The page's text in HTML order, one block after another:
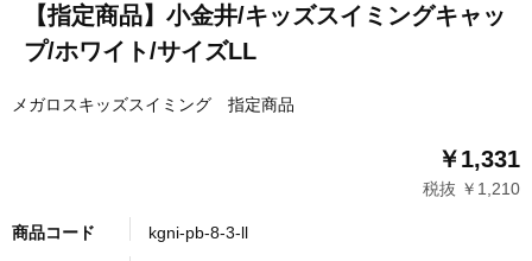
【指定商品】小金井/キッズスイミングキャッ
プ/ホワイト/サイズLL
メガロスキッズスイミング 指定商品
￥1,331
税抜 ￥1,210
商品コード kgni-pb-8-3-ll